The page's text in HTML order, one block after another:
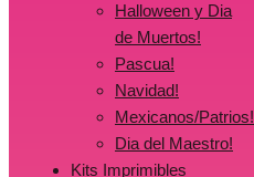
Halloween y Dia
de Muertos!
Pascua!
Navidad!
Mexicanos/Patrios!
Dia del Maestro!
Kits Imprimibles